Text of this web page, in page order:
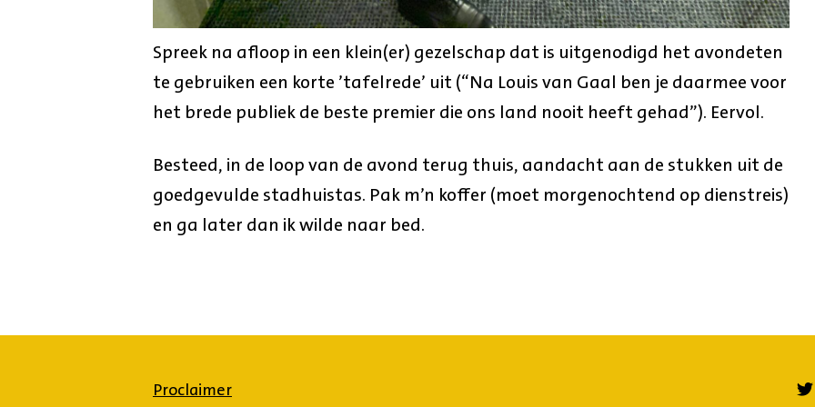
Spreek na afloop in een klein(er) gezelschap dat is uitgenodigd het avondeten
te gebruiken een korte ’tafelrede’ uit (“Na Louis van Gaal ben je daarmee voor
het brede publiek de beste premier die ons land nooit heeft gehad”). Eervol.
Besteed, in de loop van de avond terug thuis, aandacht aan de stukken uit de
goedgevulde stadhuistas. Pak m’n koffer (moet morgenochtend op dienstreis)
en ga later dan ik wilde naar bed.
Proclaimer